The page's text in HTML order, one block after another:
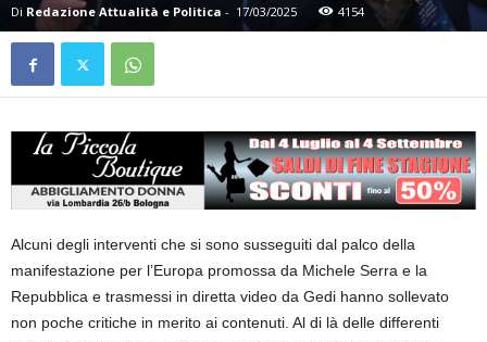
Di Redazione Attualità e Politica - 17/03/2025 4154
Alcuni degli interventi che si sono susseguiti dal palco della
manifestazione per l’Europa promossa da Michele Serra e la
Repubblica e trasmessi in diretta video da Gedi hanno sollevato
non poche critiche in merito ai contenuti. Al di là delle differenti